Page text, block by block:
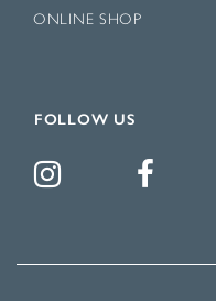
ONLINE SHOP
FOLLOW US